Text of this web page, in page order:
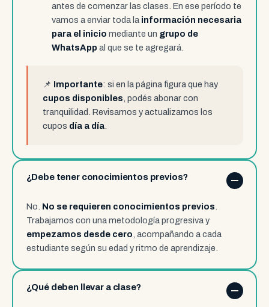
antes de comenzar las clases. En ese período te
vamos a enviar toda la información necesaria
para el inicio mediante un grupo de
WhatsApp al que se te agregará.
📌 Importante: si en la página figura que hay
cupos disponibles , podés abonar con
tranquilidad. Revisamos y actualizamos los
cupos día a día.
¿Debe tener conocimientos previos?
No. No se requieren conocimientos previos
Trabajamos con una metodología progresiva y
empezamos desde cero , acompañando a cada
estudiante según su edad y ritmo de aprendizaje.
¿Qué deben llevar a clase?